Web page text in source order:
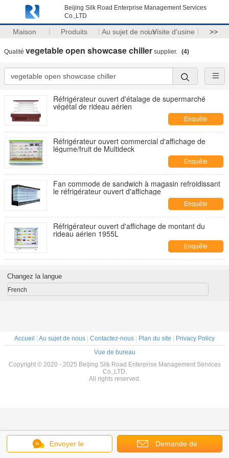
Beijing Silk Road Enterprise Management Services
Co.,LTD
Maison Produits Au sujet de nousVisite d'usine >>
Qualité vegetable open showcase chiller supplier. (4)
Réfrigérateur ouvert d'étalage de supermarché
végétal de rideau aérien
Enquête
maintenant
Réfrigérateur ouvert commercial d'affichage de
légume/fruit de Multideck
Enquête
maintenant
Fan commode de sandwich à magasin refroidissant
le réfrigérateur ouvert d'affichage
Enquête
maintenant
Réfrigérateur ouvert d'affichage de montant du
rideau aérien 1955L
Enquête
maintenant
Envoyer le Demande de
Changez la langue
French
Accueil Au sujet de nous Contactez-nous Plan du site
Privacy Policy
Vue de bureau
Copyright © 2020 - 2025 Beijing Silk Road Enterprise Management Services
Co.,LTD.
All rights reserved.